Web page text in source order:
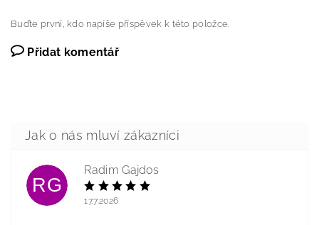
Buďte první, kdo napíše příspěvek k této položce.
Přidat komentář
RG
Radim Gajdos
17.7.2026